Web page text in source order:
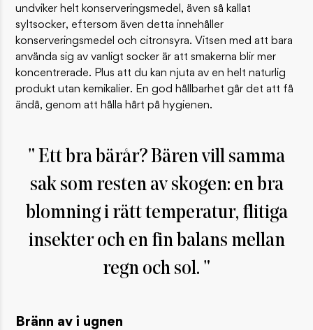
undviker helt konserveringsmedel, även så kallat
syltsocker, eftersom även detta innehåller
konserveringsmedel och citronsyra. Vitsen med att bara
använda sig av vanligt socker är att smakerna blir mer
koncentrerade. Plus att du kan njuta av en helt naturlig
produkt utan kemikalier. En god hållbarhet går det att få
ändå, genom att hålla hårt på hygienen.
Ett bra bärår? Bären vill samma
sak som resten av skogen: en bra
blomning i rätt temperatur, flitiga
insekter och en fin balans mellan
regn och sol.
Bränn av i ugnen